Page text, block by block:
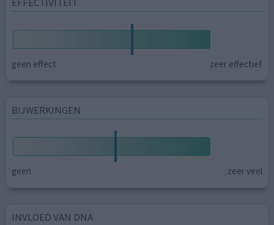
geen effect zeer effectief
BIJWERKINGEN
geen zeer veel
INVLOED VAN DNA